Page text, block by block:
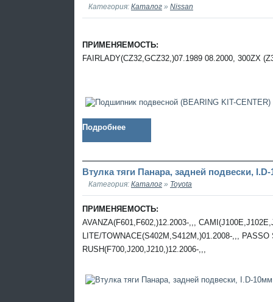
Категория: Каталог » Nissan
ПРИМЕНЯЕМОСТЬ:
FAIRLADY(CZ32,GCZ32,)07.1989 08.2000, 300ZX
Подробнее
Втулка тяги Панара, задней подвески,
Категория: Каталог » Toyota
ПРИМЕНЯЕМОСТЬ:
AVANZA(F601,F602,)12.2003-,,,
LITE/TOWNACE(S402M,S412M,)01.2008-,,,
RUSH(F700,J200,J210,)12.2006-,,,